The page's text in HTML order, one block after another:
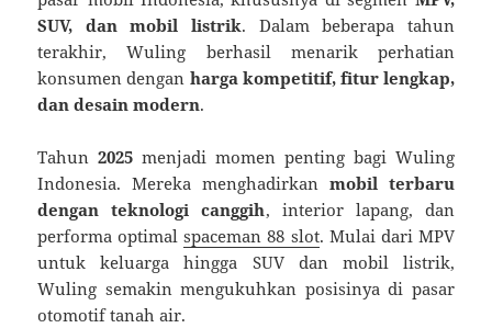
SUV, dan mobil listrik. Dalam beberapa tahun
terakhir, Wuling berhasil menarik perhatian
konsumen dengan harga kompetitif, fitur lengkap,
dan desain modern.
Tahun2025 menjadi momen penting bagi Wuling
Indonesia. Mereka menghadirkan mobil terbaru
dengan teknologi canggih, interior lapang, dan
performa optimalspaceman 88 slot. Mulai dari MPV
untuk keluarga hingga SUV dan mobil listrik,
Wuling semakin mengukuhkan posisinya di pasar
otomotif tanah air.